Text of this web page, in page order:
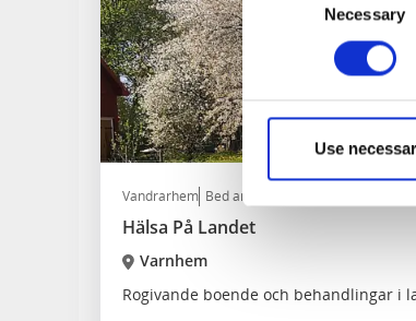
Selection
Necessary
Use
Vandrarhem Bed and Breakfast
Hälsa På Landet
Varnhem
Rogivande boende och behandlingar i